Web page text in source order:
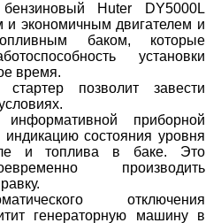
бензиновый Huter DY5000L
экономичным двигателем и
баком, которые
установки
время.
позволит завести
приборной
состояния уровня
и топлива в баке. Это
производить
отключения
генераторную машину в